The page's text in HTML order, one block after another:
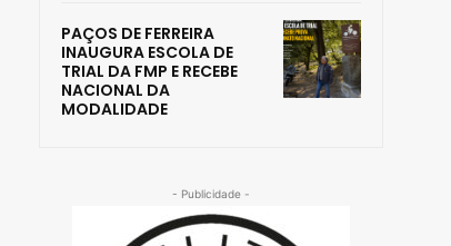
PAÇOS DE FERREIRA
INAUGURA ESCOLA DE
TRIAL DA FMP E RECEBE
NACIONAL DA
MODALIDADE
- Publicidade -